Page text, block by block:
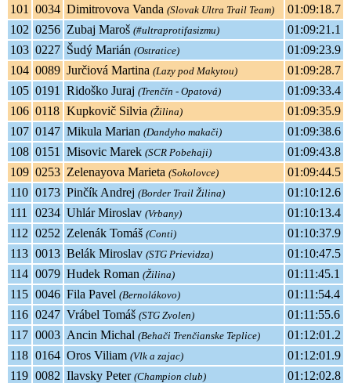
101 0034 Dimitrovova Vanda (Slovak Ultra Trail Team)
01:09:18.7
102 0256 Zubaj Maroš (#ultraprotifasizmu)
01:09:21.1
103 0227 Šudý Marián (Ostratice)
01:09:23.9
104 0089 Jurčiová Martina (Lazy pod Makytou)
01:09:28.7
105 0191 Ridoško Juraj (Trenčín - Opatová)
01:09:33.4
106 0118 Kupkovič Silvia (Žilina)
01:09:35.9
107 0147 Mikula Marian (Dandyho makači)
01:09:38.6
108 0151 Misovic Marek (SCR Pobehaji)
01:09:43.8
109 0253 Zelenayova Marieta (Sokolovce)
01:09:44.5
110 0173 Pinčík Andrej (Border Trail Žilina)
01:10:12.6
111
0234 Uhlár Miroslav (Vrbany)
01:10:13.4
112 0252 Zelenák Tomáš (Conti)
01:10:37.9
113 0013 Belák Miroslav (STG Prievidza)
01:10:47.5
114 0079 Hudek Roman (Žilina)
01:11:45.1
115 0046 Fila Pavel (Bernolákovo)
01:11:54.4
116 0247 Vrábel Tomáš (STG Zvolen)
01:11:55.6
117 0003 Ancin Michal (Behači Trenčianske Teplice)
01:12:01.2
118 0164 Oros Viliam (Vlk a zajac)
01:12:01.9
119 0082 Ilavsky Peter (Champion club)
01:12:02.8